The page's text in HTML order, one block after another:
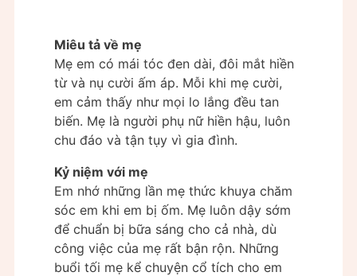
Miêu tả về mẹ
Mẹ em có mái tóc đen dài, đôi mắt hiền
từ và nụ cười ấm áp. Mỗi khi mẹ cười,
em cảm thấy như mọi lo lắng đều tan
biến. Mẹ là người phụ nữ hiền hậu, luôn
chu đáo và tận tụy vì gia đình.
Kỷ niệm với mẹ
Em nhớ những lần mẹ thức khuya chăm
sóc em khi em bị ốm. Mẹ luôn dậy sớm
để chuẩn bị bữa sáng cho cả nhà, dù
công việc của mẹ rất bận rộn. Những
buổi tối mẹ kể chuyện cổ tích cho em